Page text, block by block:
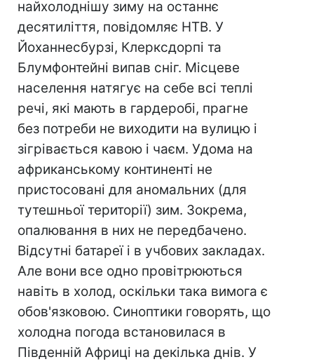
найхолоднішу зиму на останнє
десятиліття, повідомляє НТВ. У
Йоханнесбурзі, Клерксдорпі та
Блумфонтейні випав сніг. Місцеве
населення натягує на себе всі теплі
речі, які мають в гардеробі, прагне
без потреби не виходити на вулицю і
зігрівається кавою і чаєм. Удома на
африканському континенті не
пристосовані для аномальних (для
тутешньої території) зим. Зокрема,
опалювання в них не передбачено.
Відсутні батареї і в учбових закладах.
Але вони все одно провітрюються
навіть в холод, оскільки така вимога є
обов'язковою. Синоптики говорять, що
холодна погода встановилася в
Південній Африці на декілька днів. У